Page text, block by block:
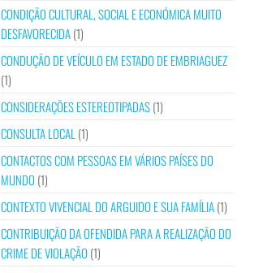
CONDIÇÃO CULTURAL, SOCIAL E ECONÓMICA MUITO
DESFAVORECIDA(1)
CONDUÇÃO DE VEÍCULO EM ESTADO DE EMBRIAGUEZ
(1)
CONSIDERAÇÕES ESTEREOTIPADAS(1)
CONSULTA LOCAL (1)
CONTACTOS COM PESSOAS EM VÁRIOS PAÍSES DO
MUNDO (1)
CONTEXTO VIVENCIAL DO ARGUIDO E SUA FAMÍLIA(1)
CONTRIBUIÇÃO DA OFENDIDA PARA A REALIZAÇÃO DO
CRIME DE VIOLAÇÃO (1)